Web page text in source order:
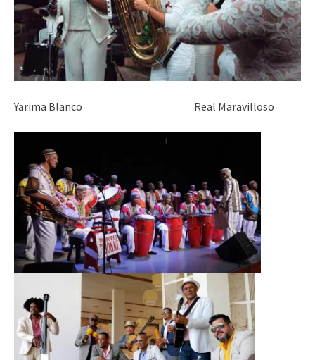
Yarima Blanco Real Maravilloso